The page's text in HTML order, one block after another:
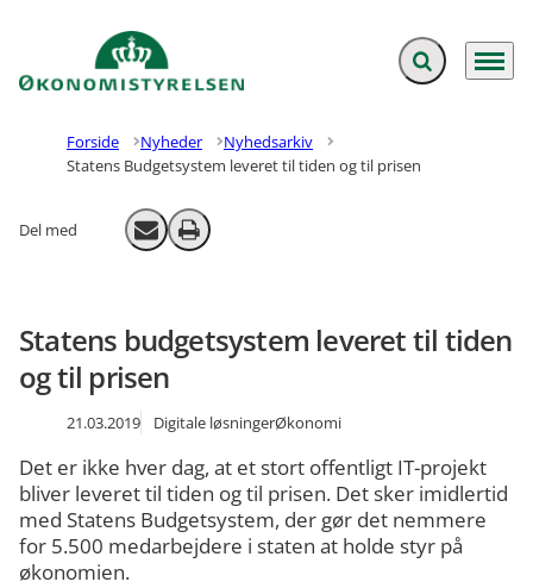
Gå til forsiden Fold søgefelt ud
Menu
Forside Nyheder
Nyhedsarkiv
Statens Budgetsystem leveret til tiden og til prisen
Del med Send email
Print
Statens budgetsystem leveret til tiden
og til prisen
21.03.2019 Digitale løsningerØkonomi
Det er ikke hver dag, at et stort offentligt IT-projekt
bliver leveret til tiden og til prisen. Det sker imidlertid
med Statens Budgetsystem, der gør det nemmere
for 5.500 medarbejdere i staten at holde styr på
økonomien.